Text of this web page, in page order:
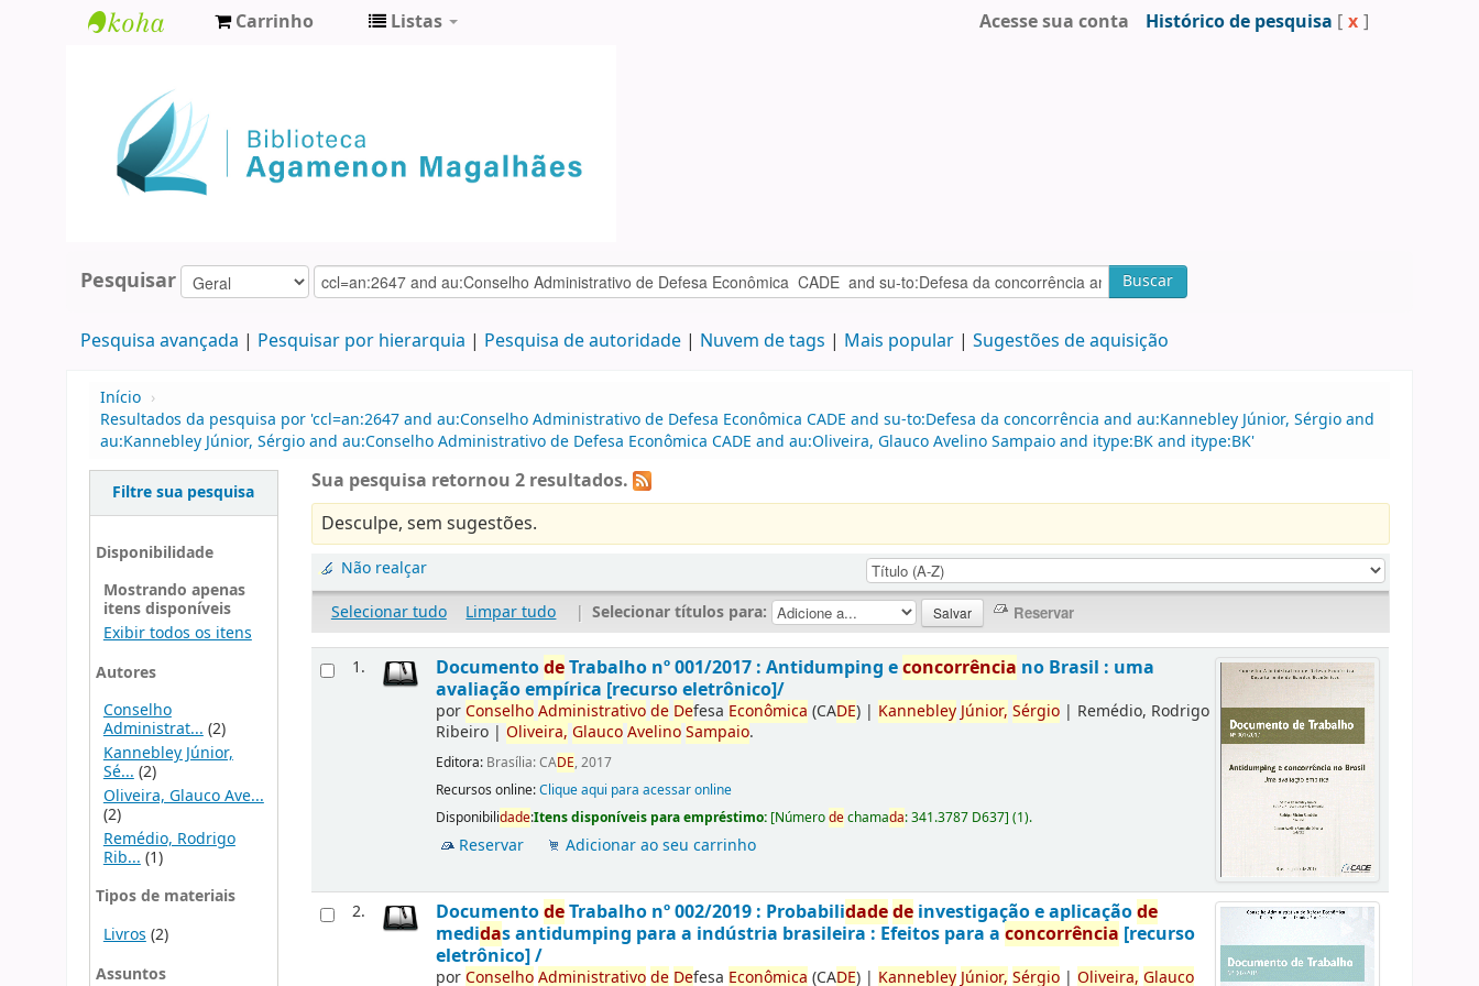
Agamenon
Magalhães
Carrinho Listas Acesse sua conta Histórico de pesquisa [ x ]
Pesquisar Buscar
Pesquisa avançada Pesquisar por hierarquia Pesquisa de autoridade Nuvem de tags Mais popular Sugestões de aquisição
Início ›
Resultados da pesquisa por 'ccl=an:2647 and au:Conselho Administrativo de Defesa Econômica CADE and su-to:Defesa da concorrência and au:Kannebley Júnior, Sérgio and
au:Kannebley Júnior, Sérgio and au:Conselho Administrativo de Defesa Econômica CADE and au:Oliveira, Glauco Avelino Sampaio and itype:BK and itype:BK'
Filtre sua pesquisa
Disponibilidade
Mostrando apenas
itens disponíveis
Exibir todos os itens
Autores
Conselho
Administrat...(2)
Kannebley Júnior,
Sé... (2)
Oliveira, Glauco Ave...
(2)
Remédio, Rodrigo
Rib... (1)
Tipos de materiais
Livros (2)
Assuntos
Sua pesquisa retornou 2 resultados.
Desculpe, sem sugestões.
Não realçar
Selecionar tudo
Limpar tudo | Selecionar títulos para:
1. DocumentodeTrabalho nº 001/2017 : Antidumping econcorrência no Brasil : uma
avaliação empírica [recurso eletrônico]/
porConselhoAdministrativode Defesa Econômica (CADE) | KannebleyJúnior, Sérgio | Remédio, Rodrigo
Ribeiro |Oliveira, GlaucoAvelinoSampaio.
Editora: Brasília: CADE, 2017
Recursos online:Clique aqui para acessar online
Disponibilidade:Itens disponíveis para empréstimo: [Númerodechamada:341.3787 D637](1).
Reservar Adicionar ao seu carrinho
2. DocumentodeTrabalho nº 002/2019 : Probabilidadede investigação e aplicaçãode
medidas antidumping para a indústria brasileira : Efeitos para aconcorrência [recurso
eletrônico] /
porConselhoAdministrativode Defesa Econômica (CADE) | KannebleyJúnior, Sérgio |Oliveira, Glauco